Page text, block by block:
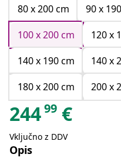
80 x 200 cm
90 x
100 x 200 cm
120 x
140 x 190 cm
140 x
180 x 200 cm
200 x
24499 €
Vključno z DDV
Opis